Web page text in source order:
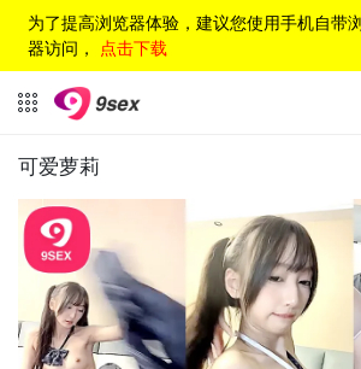
为了提高浏览器体验，建议您使用手机自带
器访问， 点击下载
可爱萝莉